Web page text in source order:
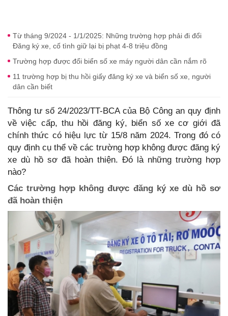
Từ tháng 9/2024 - 1/1/2025: Những trường hợp phải đi đổi
Đăng ký xe, cố tình giữ lại bị phạt 4-8 triệu đồng
Trường hợp được đổi biển số xe máy người dân cần nắm rõ
11 trường hợp bị thu hồi giấy đăng ký xe và biển số xe, người
dân cần biết
Thông tư số 24/2023/TT-BCA của Bộ Công an quy định
về việc cấp, thu hồi đăng ký, biển số xe cơ giới đã
chính thức có hiệu lực từ 15/8 năm 2024. Trong đó có
quy định cụ thể về các trường hợp không được đăng ký
xe dù hồ sơ đã hoàn thiện. Đó là những trường hợp
nào?
Các trường hợp không được đăng ký xe dù hồ sơ
đã hoàn thiện